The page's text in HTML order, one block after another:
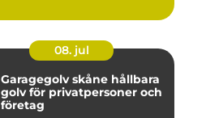
08. jul
Garagegolv skåne hållbara
golv för privatpersoner och
företag